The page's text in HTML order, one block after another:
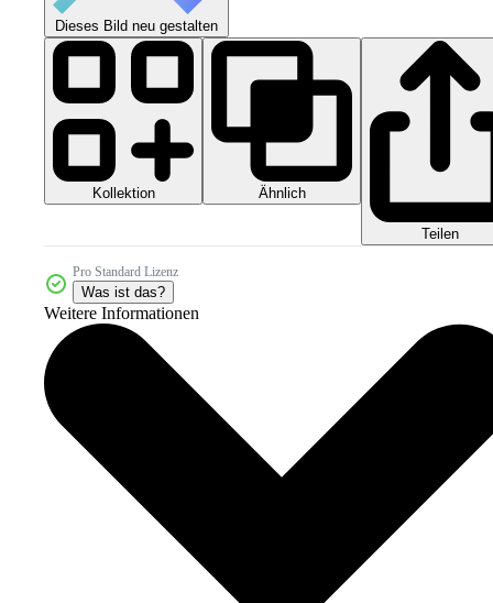
Dieses Bild neu gestalten
Kollektion Ähnlich
Teilen
Pro Standard Lizenz
Was ist das?
Weitere Informationen